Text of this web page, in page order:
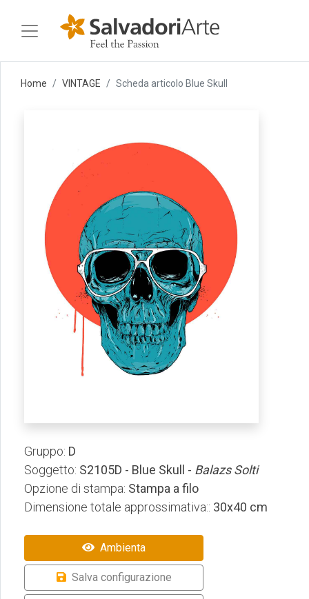
Home VINTAGE Scheda articolo Blue Skull
Gruppo: D
Soggetto: S2105D - Blue Skull - Balazs Solti
Opzione di stampa: Stampa a filo
Dimensione totale approssimativa:: 30x40 cm
Ambienta
Salva configurazione